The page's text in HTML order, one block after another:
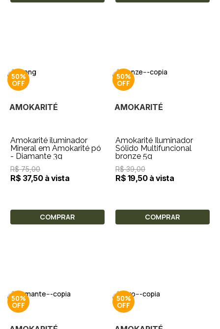
50%
AMOKARITÉ
Amokarité iluminador
Mineral em Amokarité pó
- Diamante 3g
R$ 75,00
R$ 37,50 à vista
COMPRAR
50%
AMOKARITÉ
Amokarité Iluminador
Sólido Multifuncional
bronze 5g
R$ 39,00
R$ 19,50 à vista
COMPRAR
50% 50%